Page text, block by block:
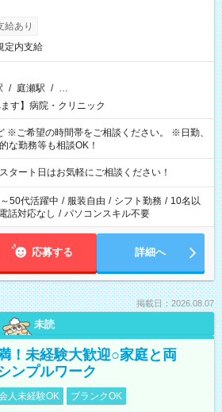
給あり
定内支給
/ 庭瀬駅 / …
ます】病院・クリニック
、
な勤務等も相談OK！
ート日はお気軽にご相談ください！
50代活躍中 / 服装自由 / シフト勤務 / 10名以
電話対応なし / パソコンスキル不要
応募する 詳細へ
掲載日：2026.08.07
未読
！未経験大歓迎○家庭と両
ンプルワーク
人未経験OK
ブランクOK